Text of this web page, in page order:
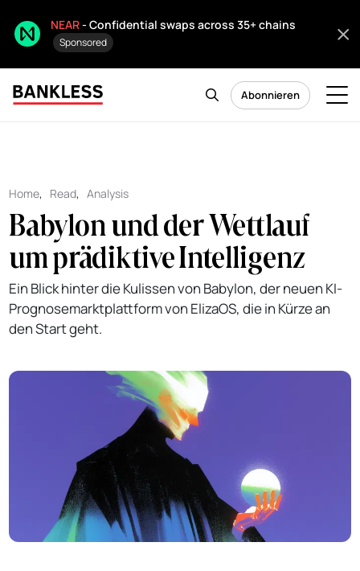
NEAR- Confidential swaps across 35+ chains
Sponsored
Abonnieren
Home, Read,Analysis
Babylon und der Wettlauf
um prädiktive Intelligenz
Ein Blick hinter die Kulissen von Babylon, der neuen KI-
Prognosemarktplattform von ElizaOS, die in Kürze an
den Start geht.